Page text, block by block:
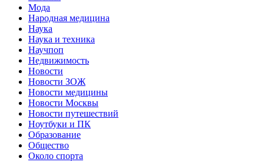
Мода
Народная медицина
Наука
Наука и техника
Научпоп
Недвижимость
Новости
Новости ЗОЖ
Новости медицины
Новости Москвы
Новости путешествий
Ноутбуки и ПК
Образование
Общество
Около спорта